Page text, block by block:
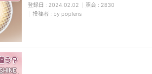
2 Weeks
3~6 Months
2024.02.02
2830
by poplens